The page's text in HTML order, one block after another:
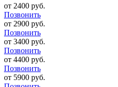
от 2400 руб.
Позвонить
от 2900 руб.
Позвонить
от 3400 руб.
Позвонить
от 4400 руб.
Позвонить
от 5900 руб.